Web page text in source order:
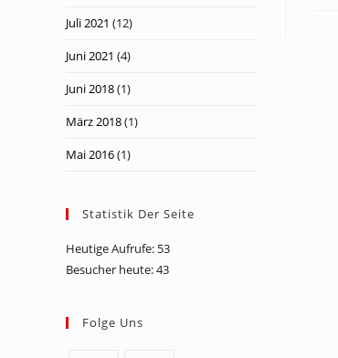
Juli 2021 (12)
Juni 2021 (4)
Juni 2018(1)
März 2018(1)
Mai 2016(1)
Statistik Der Seite
Heutige Aufrufe: 53
Besucher heute:43
Folge Uns